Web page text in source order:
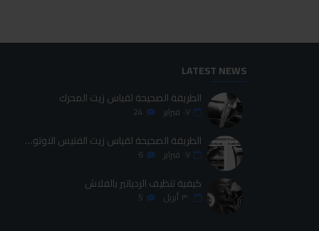
LATEST NEWS
الطريقة الصحيحة لقياس زيت المحرك
٠٧ فبراير 24
الطريقة الصحيحة لقياس زيت الفتيس الاوتوماتيك
٠٧ فبراير 6
كيفية تنظيف الردياتير بالفلاش
٣٠ أبريل 5